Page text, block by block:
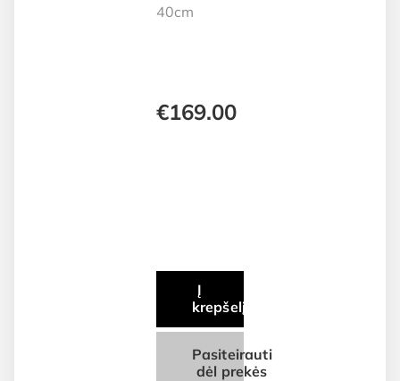
40cm
€169.00
Į
krepšelį
Pasiteirauti
dėl prekės